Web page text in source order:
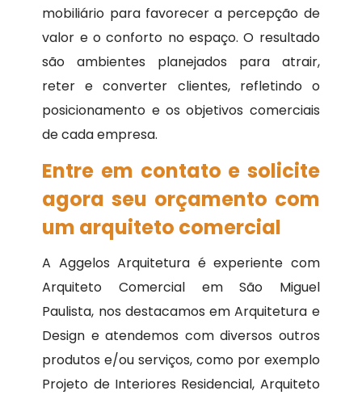
mobiliário para favorecer a percepção de
valor e o conforto no espaço. O resultado
são ambientes planejados para atrair,
reter e converter clientes, refletindo o
posicionamento e os objetivos comerciais
de cada empresa.
Entre em contato e solicite
agora seu orçamento com
um arquiteto comercial
A Aggelos Arquitetura é experiente com
Arquiteto Comercial em São Miguel
Paulista, nos destacamos em Arquitetura e
Design e atendemos com diversos outros
produtos e/ou serviços, como por exemplo
Projeto de Interiores Residencial, Arquiteto